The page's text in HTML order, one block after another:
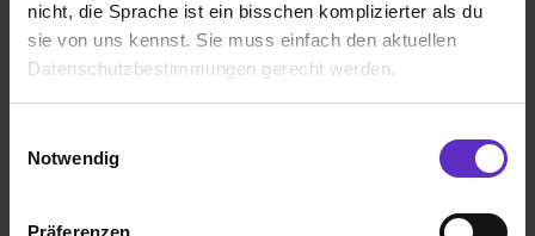
nicht, die Sprache ist ein bisschen komplizierter als du
sie von uns kennst. Sie muss einfach den aktuellen
Datenschutzbestimmungen gerecht werden.
Notwendig
Präferenzen
Ich würde diese Firma